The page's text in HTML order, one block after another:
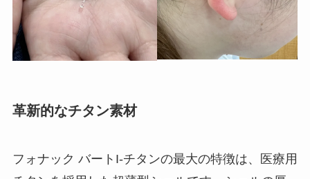
革新的なチタン素材
フォナック バートI-チタンの最大の特徴は、医療用